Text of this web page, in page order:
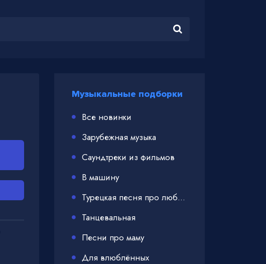
Музыкальные подборки
Все новинки
Зарубежная музыка
Саундтреки из фильмов
В машину
Турецкая песня про любовь
Танцевальная
Песни про маму
Для влюблённых